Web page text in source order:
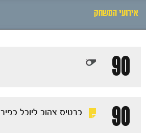
אירועי המשחק
סיקור המשחק
גלריה
90
90
כרטיס צהוב ליובל כפיר